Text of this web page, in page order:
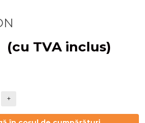
(cu TVA inclus)
+